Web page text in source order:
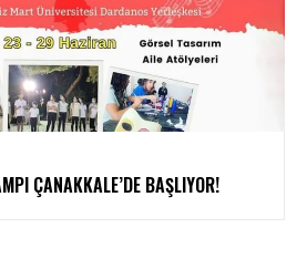
ÇANAKKALE’DE BAŞLIYOR!